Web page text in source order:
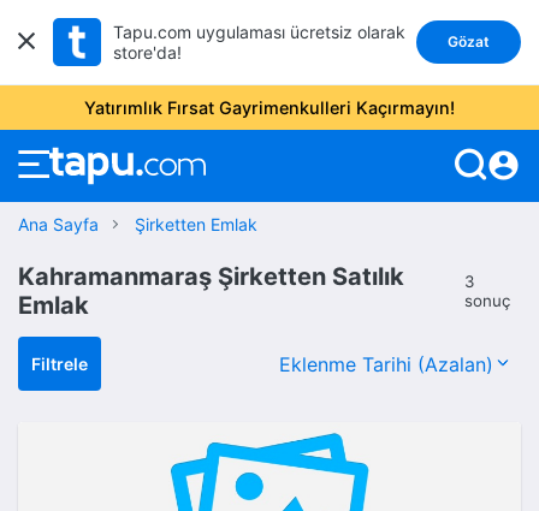
Tapu.com uygulaması ücretsiz olarak
store'da!
Gözat
Yatırımlık Fırsat Gayrimenkulleri Kaçırmayın!
account_circle
Ana Sayfa Şirketten Emlak
Kahramanmaraş Şirketten Satılık
Emlak
3
sonuç
Filtrele